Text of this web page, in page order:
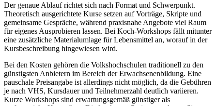
Der genaue Ablauf richtet sich nach Format und Schwerpunkt.
Theoretisch ausgerichtete Kurse setzen auf Vorträge, Skripte und
gemeinsame Gespräche, während praxisnahe Angebote viel Raum
für eigenes Ausprobieren lassen. Bei Koch-Workshops fällt mitunter
eine zusätzliche Materialumlage für Lebensmittel an, worauf in der
Kursbeschreibung hingewiesen wird.
Bei den Kosten gehören die Volkshochschulen traditionell zu den
günstigsten Anbietern im Bereich der Erwachsenenbildung. Eine
pauschale Preisangabe ist allerdings nicht möglich, da die Gebühren
je nach VHS, Kursdauer und Teilnehmerzahl deutlich variieren.
Kurze Workshops sind erwartungsgemäß günstiger als